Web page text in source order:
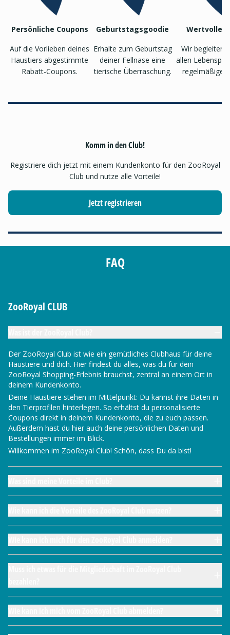
Persönliche Coupons
Auf die Vorlieben deines
Haustiers abgestimmte
Rabatt-Coupons.
Geburtstagsgoodie
Erhalte zum Geburtstag
deiner Fellnase eine
tierische Überraschung.
Wertvolle
Wir begleiten
allen
regelmäßigen
Komm in den Club!
Registriere dich jetzt mit einem Kundenkonto für den ZooRoyal
Club und nutze alle Vorteile!
Jetzt registrieren
FAQ
ZooRoyal CLUB
Der ZooRoyal Club ist wie ein gemütliches Clubhaus für deine
Haustiere und dich. Hier findest du alles, was du für dein
ZooRoyal Shopping-Erlebnis brauchst, zentral an einem Ort in
deinem Kundenkonto.
Deine Haustiere stehen im Mittelpunkt: Du kannst ihre Daten in
den Tierprofilen hinterlegen. So erhältst du personalisierte
Coupons direkt in deinem Kundenkonto, die zu euch passen.
Außerdem hast du hier auch deine persönlichen Daten und
Bestellungen immer im Blick.
Willkommen im ZooRoyal Club! Schön, dass Du da bist!